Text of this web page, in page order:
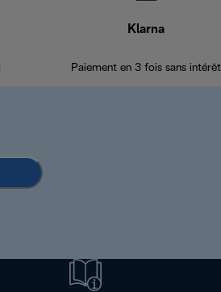
Klarna
Paiement en 3 fois sans intérêt